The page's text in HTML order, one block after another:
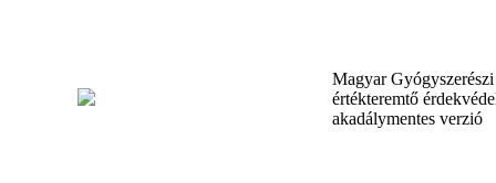
Magyar
értékteremtő
akadálymentes verzió